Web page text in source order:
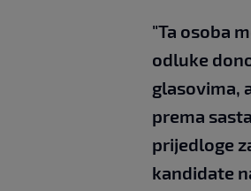
"Ta osoba
odluke
glasovima,
prema
prijedloge
kandidate